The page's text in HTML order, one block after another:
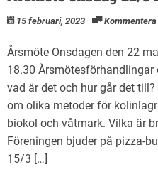
15 februari, 2023 Kommentera
Årsmöte Onsdagen den 22
18.30
vad är det och hur går det
om olika metoder för
biokol och våtmark. Vilka är
Föreningen bjuder på pizza-
15/3 […]